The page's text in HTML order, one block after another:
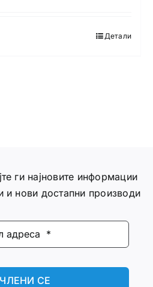
Детали
ги најновите информации
и нови достапни производи
СЕ